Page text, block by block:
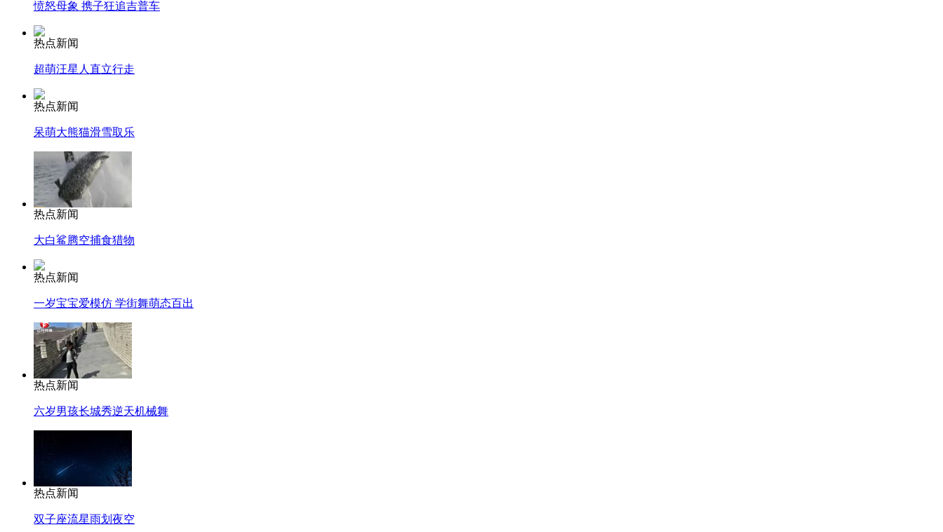
愤怒母象 携子狂追吉普车
热点新闻
超萌汪星人直立行走
热点新闻
呆萌大熊猫滑雪取乐
热点新闻
大白鲨腾空捕食猎物
热点新闻
一岁宝宝爱模仿 学街舞萌态百出
热点新闻
六岁男孩长城秀逆天机械舞
热点新闻
双子座流星雨划夜空